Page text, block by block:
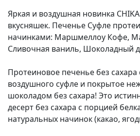
Яркая и воздушная новинка
вкусняшек. Печенье Суфле
начинками: Маршмеллоу Кофе,
Сливочная ваниль, Шоколадный
Протеиновое печенье без сахара
воздушного суфле и покрытое
шоколадом без сахара! Это
десерт без сахара с порцией
натуральных начинок (какао,